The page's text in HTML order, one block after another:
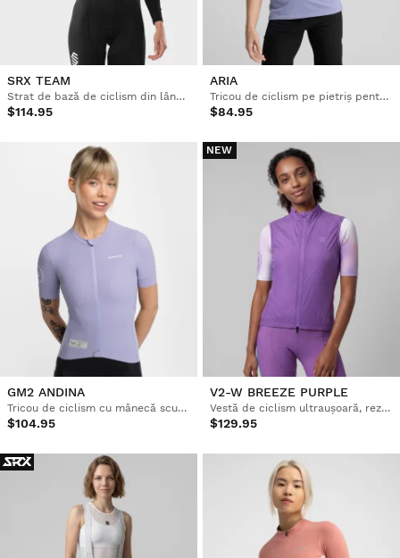
SRX TEAM
Strat de bază de ciclism din lână pentru femei
$114.95
ARIA
Tricou de ciclism pe pietriș pentru femei
$84.95
GM2 ANDINA
Tricou de ciclism cu mânecă scurtă pentru femei
$104.95
NEW
V2-W BREEZE PURPLE
Vestă de ciclism ultraușoară, rezistentă la vânt, pentru femei
$129.95